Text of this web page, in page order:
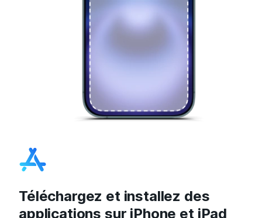
Téléchargez et installez des
applications sur iPhone et iPad